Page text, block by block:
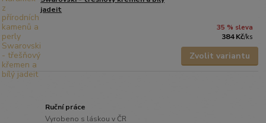
jadeit
35 % sleva
384 Kč/ks
Zvolit variantu
Ruční práce
Vyrobeno s láskou v ČR